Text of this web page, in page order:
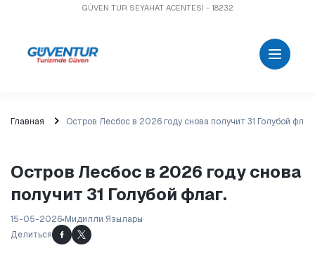
GÜVEN TUR SEYAHAT ACENTESİ - 18232
Главная Остров Лесбос в 2026 году снова получит 31 Голубой флаг.
Остров Лесбос в 2026 году снова
получит 31 Голубой флаг.
15-05-2026 Мидилли Язылары
Делиться